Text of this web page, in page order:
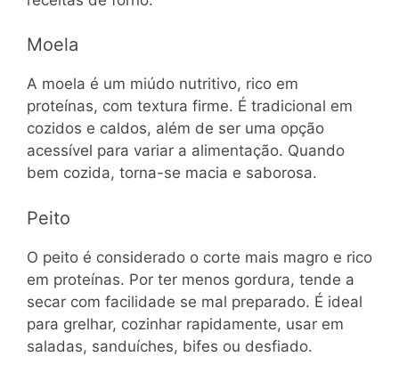
Moela
A moela é um miúdo nutritivo, rico em
proteínas, com textura firme. É tradicional em
cozidos e caldos, além de ser uma opção
acessível para variar a alimentação. Quando
bem cozida, torna-se macia e saborosa.
Peito
O peito é considerado o corte mais magro e rico
em proteínas. Por ter menos gordura, tende a
secar com facilidade se mal preparado. É ideal
para grelhar, cozinhar rapidamente, usar em
saladas, sanduíches, bifes ou desfiado.